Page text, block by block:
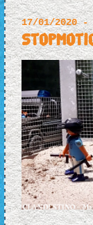
17/01/2020 -